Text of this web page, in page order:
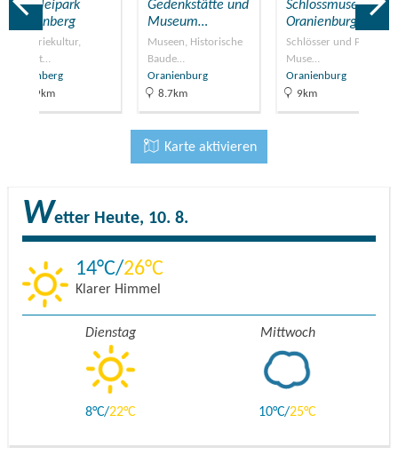
Ziegeleipark
Mildenberg
Industriekultur,
Freizeit…
Mildenberg
36.9km
Gedenkstätte und
Museum…
Museen, Historische
Baude…
Oranienburg
8.7km
Schlossmuseum
Oranienburg
Schlösser und Parks,
Muse…
Oranienburg
9km
Karte aktivieren
Wetter Heute, 10. 8.
14 26
Klarer Himmel
Dienstag
8 22
Mittwoch
10 25